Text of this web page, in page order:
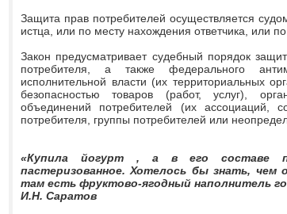
Защита прав потребителей осуществляется
истца, или по месту нахождения ответчика, или
Закон предусматривает судебный порядок
потребителя, а также федерального
исполнительной власти (их территориальных
безопасностью товаров (работ, услуг),
объединений потребителей (их ассоциаций,
потребителя, группы потребителей или
«Купила йогурт , а в его составе
пастеризованное. Хотелось бы знать,
там есть фруктово-ягодный наполнитель
И.Н. Саратов